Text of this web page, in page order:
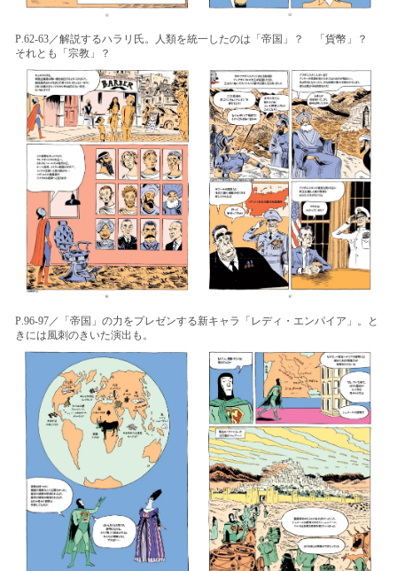
P.62-63／解説するハラリ⽒。人類を統一したのは「帝国」？ 「貨幣」？
それとも「宗教」？
P.96-97／「帝国」の⼒をプレゼンする新キャラ「レディ・エンパイア」。と
きには風刺のきいた演出も。